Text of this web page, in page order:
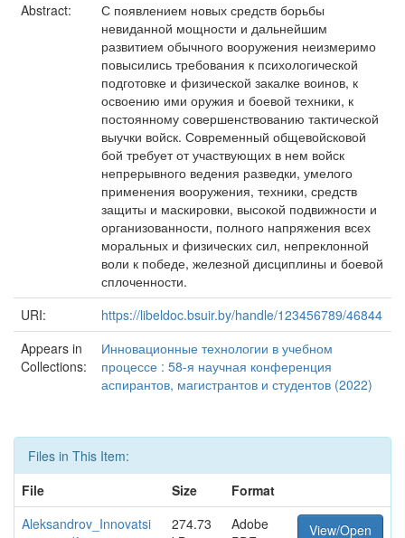
Abstract:
С появлением новых средств борьбы
невиданной мощности и дальнейшим
развитием обычного вооружения неизмеримо
повысились требования к психологической
подготовке и физической закалке воинов, к
освоению ими оружия и боевой техники, к
постоянному совершенствованию тактической
выучки войск. Современный общевойсковой
бой требует от участвующих в нем войск
непрерывного ведения разведки, умелого
применения вооружения, техники, средств
защиты и маскировки, высокой подвижности и
организованности, полного напряжения всех
моральных и физических сил, непреклонной
воли к победе, железной дисциплины и боевой
сплоченности.
URI:
https://libeldoc.bsuir.by/handle/123456789/46844
Appears in
Collections:
Инновационные технологии в учебном
процессе : 58-я научная конференция
аспирантов, магистрантов и студентов (2022)
Files in This Item:
File
Size
Format
Aleksandrov_Innovatsi
274.73
Adobe
View/Open